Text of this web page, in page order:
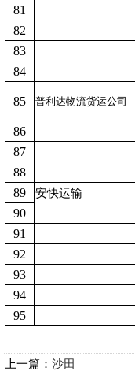
81
82
83
84
85 普利达物流货运公司
86
87
88
89
安快运输
90
91
92
93
94
95
上一篇： 沙田